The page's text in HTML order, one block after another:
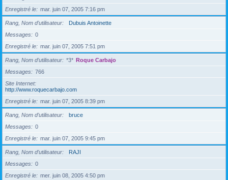
Enregistré le
mar. juin 07, 2005 7:16 pm
Rang, Nom d’utilisateur
Dubuis Antoinette
Messages
0
Enregistré le
mar. juin 07, 2005 7:51 pm
Rang, Nom d’utilisateur *3* Roque Carbajo
Messages
766
Site Internet
http://www.roquecarbajo.com
Enregistré le
mar. juin 07, 2005 8:39 pm
Rang, Nom d’utilisateur
bruce
Messages
0
Enregistré le
mar. juin 07, 2005 9:45 pm
Rang, Nom d’utilisateur
RAJI
Messages
0
Enregistré le
mer. juin 08, 2005 4:50 pm